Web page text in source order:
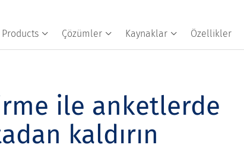
Products Çözümler Kaynaklar Özellikler
ile anketlerde
kaldırın